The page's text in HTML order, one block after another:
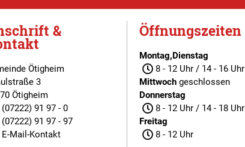
&
Ötigheim
3
Ötigheim
(07222) 91 97 - 0
(07222) 91 97 - 97
E-Mail-Kontakt
Öffnungszeiten
Montag,Dienstag
8 - 12 Uhr / 14 - 16 Uhr
Mittwoch geschlossen
Donnerstag
8 - 12 Uhr / 14 - 18 Uhr
Freitag
8 - 12 Uhr